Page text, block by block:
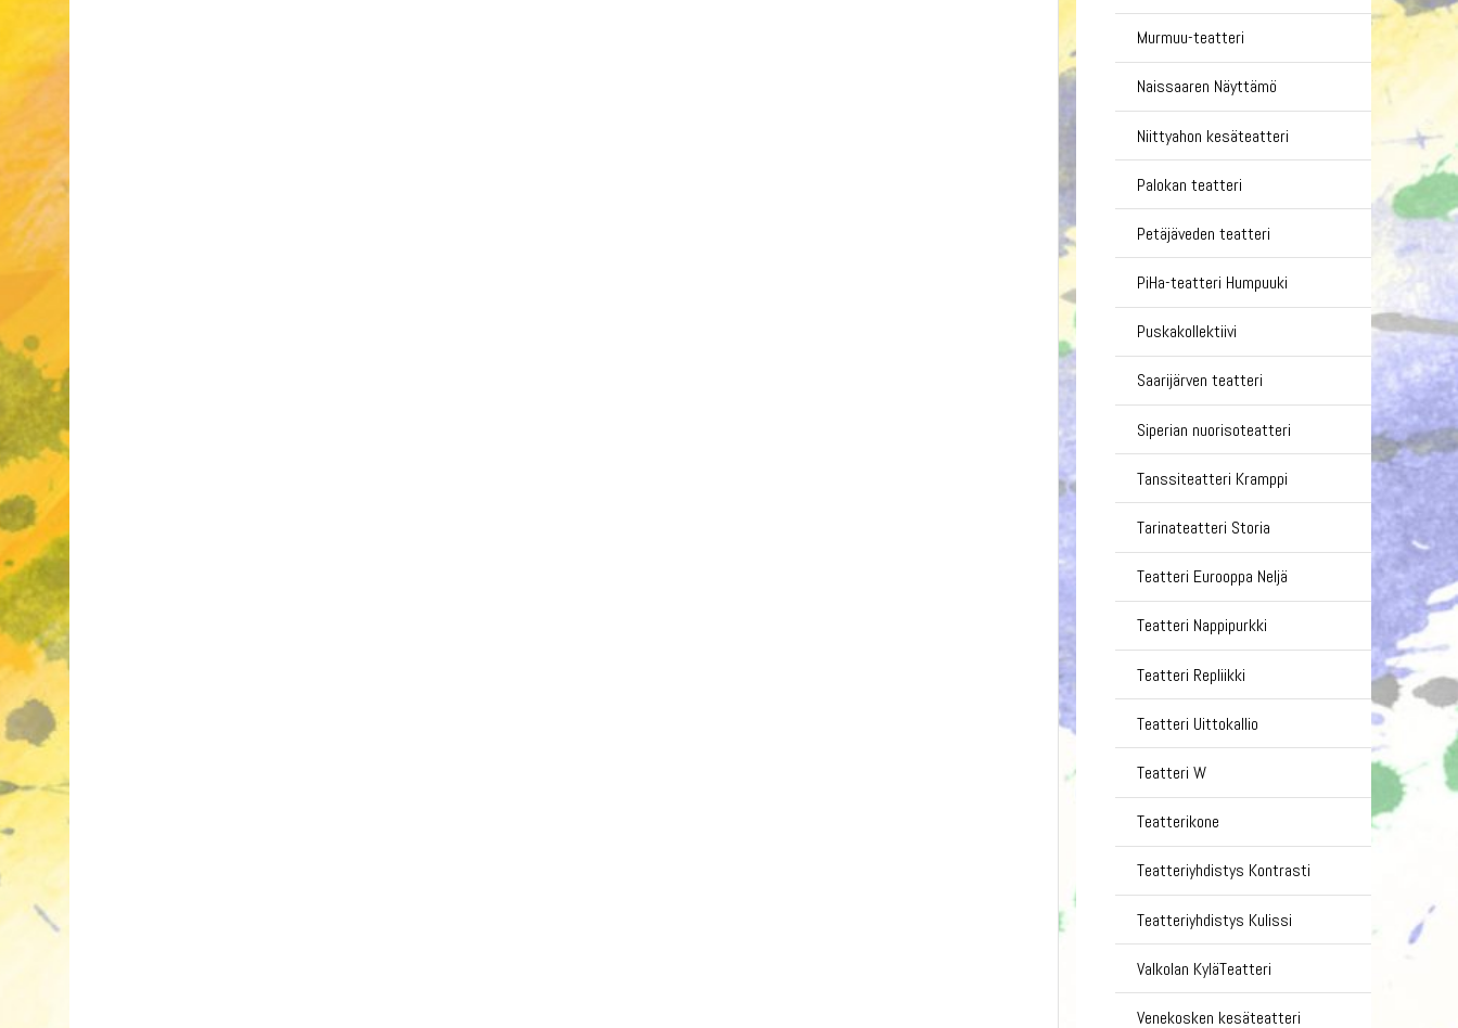
Murmuu-teatteri
Naissaaren Näyttämö
Niittyahon kesäteatteri
Palokan teatteri
Petäjäveden teatteri
PiHa-teatteri Humpuuki
Puskakollektiivi
Saarijärven teatteri
Siperian nuorisoteatteri
Tanssiteatteri Kramppi
Tarinateatteri Storia
Teatteri Eurooppa Neljä
Teatteri Nappipurkki
Teatteri Repliikki
Teatteri Uittokallio
Teatteri W
Teatterikone
Teatteriyhdistys Kontrasti
Teatteriyhdistys Kulissi
Valkolan KyläTeatteri
Venekosken kesäteatteri